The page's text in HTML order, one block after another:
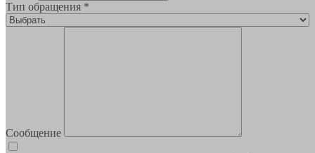
Тип обращения *
Сообщение